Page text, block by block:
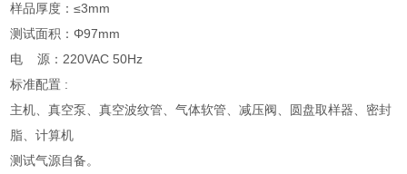
样品厚度：≤3mm
测试面积：Φ97mm
电 源：220VAC 50Hz
标准配置 :
主机、真空泵、真空波纹管、气体软管、减压阀、圆盘取样器、密封
脂、计算机
测试气源自备。